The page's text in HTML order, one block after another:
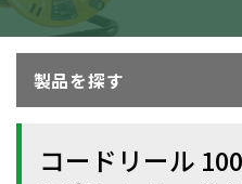
製品を探す
コードリール